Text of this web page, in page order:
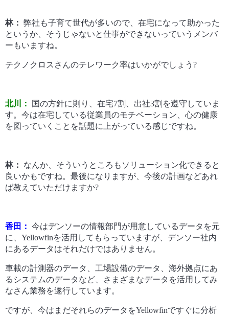
林： 弊社も子育て世代が多いので、在宅になって助かった
というか、そうじゃないと仕事ができないっていうメンバ
ーもいますね。
テクノクロスさんのテレワーク率はいかがでしょう?
北川：
国の方針に則り、在宅7割、出社3割を遵守していま
す。今は在宅している従業員のモチベーション、心の健康
を図っていくことを話題に上がっている感じですね。
林： なんか、そういうところもソリューション化できると
良いかもですね。最後になりますが、今後の計画などあれ
ば教えていただけますか?
香田： 今はデンソーの情報部門が用意しているデータを元
に、Yellowfinを活用してもらっていますが、デンソー社内
にあるデータはそれだけではありません。
車載の計測器のデータ、工場設備のデータ、海外拠点にあ
るシステムのデータなど、さまざまなデータを活用してみ
なさん業務を遂行しています。
ですが、今はまだそれらのデータをYellowfinですぐに分析